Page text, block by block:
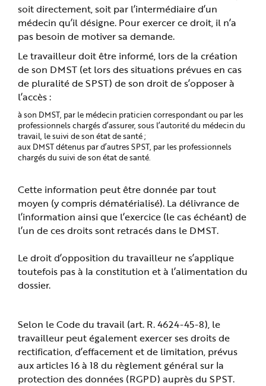
soit directement, soit par l’intermédiaire d’un
médecin qu’il désigne. Pour exercer ce droit, il n’a
pas besoin de motiver sa demande.
Le travailleur doit être informé, lors de la création
de son DMST (et lors des situations prévues en cas
de pluralité de SPST) de son droit de s’opposer à
l’accès :
à son DMST, par le médecin praticien correspondant ou par les
professionnels chargés d’assurer, sous l’autorité du médecin du
travail, le suivi de son état de santé ;
aux DMST détenus par d’autres SPST, par les professionnels
chargés du suivi de son état de santé.
Cette information peut être donnée par tout
moyen (y compris dématérialisé). La délivrance de
l’information ainsi que l’exercice (le cas échéant) de
l’un de ces droits sont retracés dans le DMST.
Le droit d’opposition du travailleur ne s’applique
toutefois pas à la constitution et à l’alimentation du
dossier.
Selon le Code du travail (art. R. 4624-45-8), le
travailleur peut également exercer ses droits de
rectification, d’effacement et de limitation, prévus
aux articles 16 à 18 du règlement général sur la
protection des données (RGPD) auprès du SPST.